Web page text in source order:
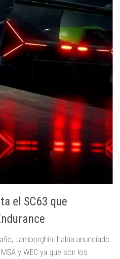
el SC63 que
Lamborghini había anunciado
y WEC ya que son los